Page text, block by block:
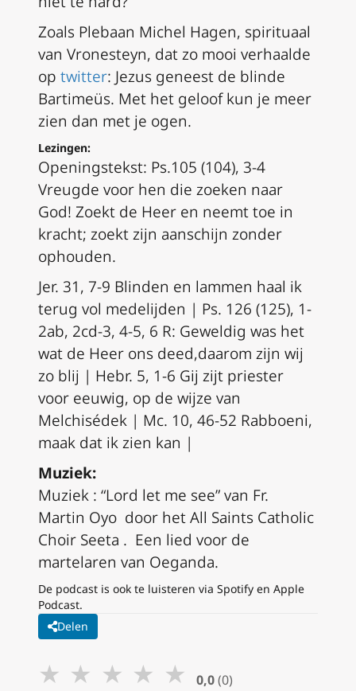
Zoals Plebaan Michel Hagen, spirituaal
van Vronesteyn, dat zo mooi verhaalde
op twitter: Jezus geneest de blinde
Bartimeüs. Met het geloof kun je meer
zien dan met je ogen.
Lezingen:
Openingstekst: Ps.105 (104), 3-4
Vreugde voor hen die zoeken naar
God! Zoekt de Heer en neemt toe in
kracht; zoekt zijn aanschijn zonder
ophouden.
Jer. 31, 7-9 Blinden en lammen haal ik
terug vol medelijden | Ps. 126 (125), 1-
2ab, 2cd-3, 4-5, 6 R: Geweldig was het
wat de Heer ons deed,daarom zijn wij
zo blij | Hebr. 5, 1-6 Gij zijt priester
voor eeuwig, op de wijze van
Melchisédek | Mc. 10, 46-52 Rabboeni,
maak dat ik zien kan |
Muziek:
Muziek : “Lord let me see” van Fr.
Martin Oyo door het All Saints Catholic
Choir Seeta . Een lied voor de
martelaren van Oeganda.
De podcast is ook te luisteren via Spotify en Apple
Podcast.
Delen
★ ★ ★ ★ ★ 0,0 (0)